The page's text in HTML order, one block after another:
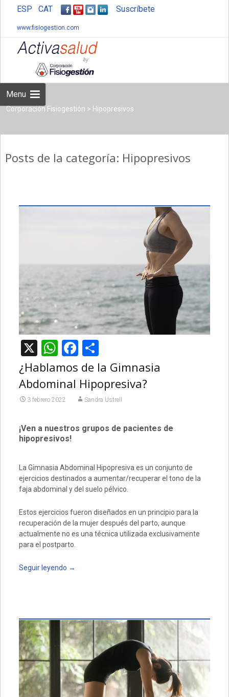
ESP CAT Suscríbete
www.fisiogestion.com
Menu
Corporación Fisiogestión > Hipopresivos
Posts de la categoría: Hipopresivos
X WhatsApp
Facebook
¿Hablamos de la Gimnasia
Abdominal Hipopresiva?
3 febrero 2022 Sandra Ustrell
¡Ven a nuestros grupos de pacientes de
hipopresivos!
La Gimnasia Abdominal Hipopresiva es un conjunto de
ejercicios destinados a aumentar/recuperar el tono de la
faja abdominal y del suelo pélvico.
Estos ejercicios fueron diseñados en un principio para la
recuperación de la mujer después del parto, aunque
actualmente no es una técnica utilizada exclusivamente
para el postparto.
Seguir leyendo →